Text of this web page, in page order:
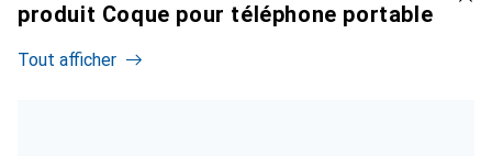
produit Coque pour téléphone portable
Tout afficher